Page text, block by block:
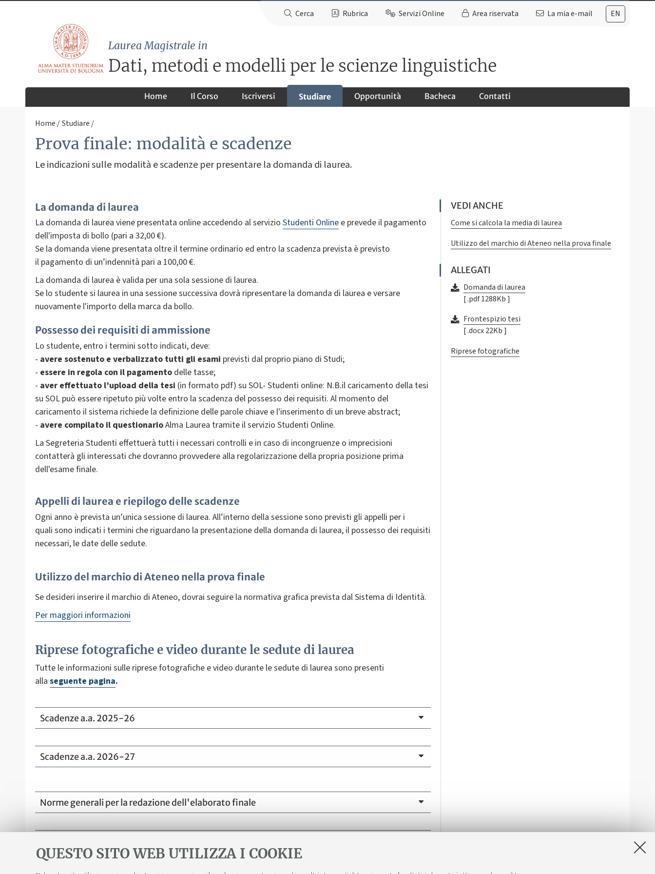
QUESTO SITO WEB UTILIZZA I COOKIE
EN
Cerca Rubrica Servizi Online Area riservata La mia e-mail
Laurea Magistrale in
Dati, metodi e modelli per le scienze linguistiche
Home Il Corso Iscriversi Studiare Opportunità Bacheca Contatti
Home Studiare
Prova finale: modalità e scadenze
Le indicazioni sulle modalità e scadenze per presentare la domanda di laurea.
La domanda di laurea
La domanda di laurea viene presentata online accedendo al servizio Studenti Online e prevede il pagamento
dell'imposta di bollo (pari a 32,00 €).
Se la domanda viene presentata oltre il termine ordinario ed entro la scadenza prevista è previsto
il pagamento di un’indennità pari a 100,00 €.
La domanda di laurea è valida per una sola sessione di laurea.
Se lo studente si laurea in una sessione successiva dovrà ripresentare la domanda di laurea e versare
nuovamente l'importo della marca da bollo.
Possesso dei requisiti di ammissione
Lo studente, entro i termini sotto indicati, deve:
- avere sostenuto e verbalizzato tutti gli esami previsti dal proprio piano di Studi;
- essere in regola con il pagamento delle tasse;
- aver effettuato l’upload della tesi (in formato pdf) su SOL- Studenti online: N.B.il caricamento della tesi
su SOL può essere ripetuto più volte entro la scadenza del possesso dei requisiti. Al momento del
caricamento il sistema richiede la definizione delle parole chiave e l'inserimento di un breve abstract;
- avere compilato il questionarioAlma Laurea tramite il servizio Studenti Online.
La Segreteria Studenti effettuerà tutti i necessari controlli e in caso di incongruenze o imprecisioni
contatterà gli interessati che dovranno provvedere alla regolarizzazione della propria posizione prima
dell'esame finale.
Appelli di laurea e riepilogo delle scadenze
Ogni anno è prevista un’unica sessione di laurea. All’interno della sessione sono previsti gli appelli per i
quali sono indicati i termini che riguardano la presentazione della domanda di laurea, il possesso dei requisiti
necessari, le date delle sedute.
Utilizzo del marchio di Ateneo nella prova finale
Se desideri inserire il marchio di Ateneo, dovrai seguire la normativa grafica prevista dal Sistema di Identità.
Per maggiori informazioni
Riprese fotografiche e video durante le sedute di laurea
Tutte le informazioni sulle riprese fotografiche e video durante le sedute di laurea sono presenti
alla seguente pagina.
Scadenze a.a. 2025-26
Scadenze a.a. 2026-27
Norme generali per la redazione dell'elaborato finale
VEDI ANCHE
Come si calcola la media di laurea
Utilizzo del marchio di Ateneo nella prova finale
ALLEGATI
Domanda di laurea
[ .pdf 1288Kb ]
Frontespizio tesi
[ .docx 22Kb ]
Riprese fotografiche